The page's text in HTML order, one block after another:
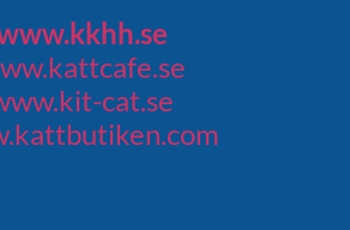
cat.se